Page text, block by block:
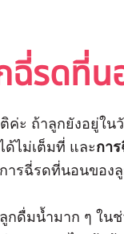
ฉี่รดที่น
ค่ะ ถ้าลูกยังอยู่ใ
ด้ไม่เต็มที่ และกา
ารฉี่รดที่นอนของ
กดื่มน้ำมาก ๆ ใน